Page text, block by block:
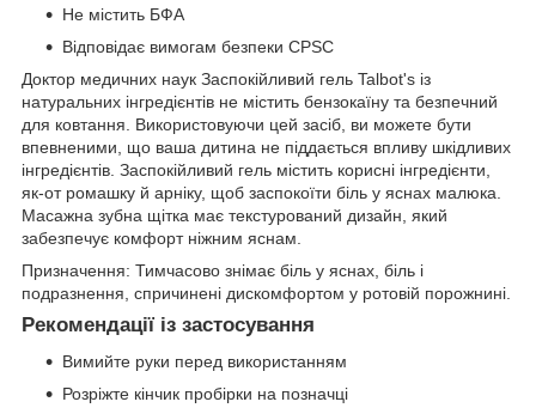
Не містить БФА
Відповідає вимогам безпеки CPSC
​Доктор медичних наук Заспокійливий гель Talbot's із
натуральних інгредієнтів не містить бензокаїну та безпечний
для ковтання. Використовуючи цей засіб, ви можете бути
впевненими, що ваша дитина не піддається впливу шкідливих
інгредієнтів. Заспокійливий гель містить корисні інгредієнти,
як-от ромашку й арніку, щоб заспокоїти біль у яснах малюка.
Масажна зубна щітка має текстурований дизайн, який
забезпечує комфорт ніжним яснам.
Призначення: Тимчасово знімає біль у яснах, біль і
подразнення, спричинені дискомфортом у ротовій порожнині.
Рекомендації із застосування
Вимийте руки перед використанням
Розріжте кінчик пробірки на позначці